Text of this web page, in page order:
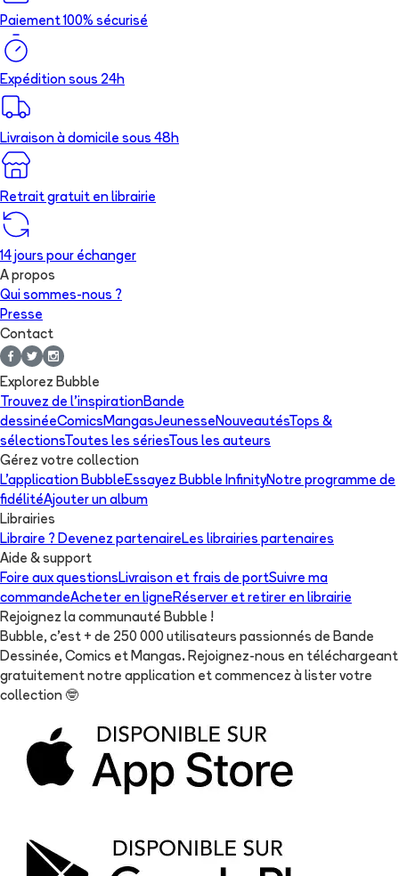
Paiement 100% sécurisé
Expédition sous 24h
Livraison à domicile sous 48h
Retrait gratuit en librairie
14 jours pour échanger
A propos
Qui sommes-nous ?
Presse
Contact
Explorez Bubble
Trouvez de l'inspirationBande
dessinéeComics MangasJeunesse NouveautésTops &
sélectionsToutes les sériesTous les auteurs
Gérez votre collection
L'application Bubble Essayez Bubble InfinityNotre programme de
fidélitéAjouter un album
Librairies
Libraire ? Devenez partenaire Les librairies partenaires
Aide & support
Foire aux questions Livraison et frais de portSuivre ma
commandeAcheter en ligne Réserver et retirer en librairie
Rejoignez la communauté Bubble !
Bubble, c'est + de 250 000 utilisateurs passionnés de Bande
Dessinée, Comics et Mangas. Rejoignez-nous en téléchargeant
gratuitement notre application et commencez à lister votre
collection 🤓